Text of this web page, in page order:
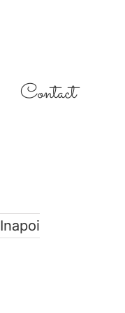
Contact
Inapoi